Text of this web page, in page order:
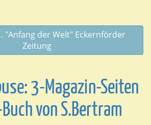
"Anfang der Welt" Eckernförder
Zeitung
3-Magazin-Seiten
von S.Bertram